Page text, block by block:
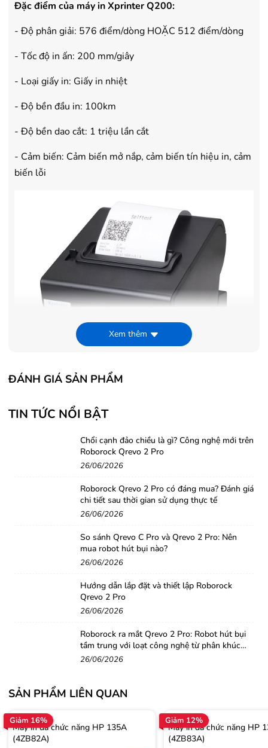
Đặc điểm của máy in Xprinter Q200:
- Độ phân giải: 576 điểm/dòng HOẶC 512 điểm/dòng
- Tốc độ in ấn: 200 mm/giây
- Loại giấy in: Giấy in nhiệt
- Độ bền đầu in: 100km
- Độ bền dao cắt: 1 triệu lần cắt
- Cảm biến: Cảm biến mở nắp, cảm biến tín hiệu in, cảm
biến lỗi
Xprinter Q200là dòng máy in được nâng cấp từ XP-
Q80I, đặc biệt đầu in được nâng cấp với công nghệ đầu
in Sekio của Nhật làm tăng tuổi thọ của đầu in. Phần dao
cắt được làm bằng thép dễ dàng trong việc cắt giấy giúp
tiết kiệm thời gian, tăng hiệu suất công việc.
Xem thêm
ĐÁNH GIÁ SẢN PHẨM
TIN TỨC NỔI BẬT
Chổi cạnh đảo chiều là gì? Công nghệ mới trên
Roborock Qrevo 2 Pro
26/06/2026
Roborock Qrevo 2 Pro có đáng mua? Đánh giá
chi tiết sau thời gian sử dụng thực tế
26/06/2026
So sánh Qrevo C Pro và Qrevo 2 Pro: Nên
mua robot hút bụi nào?
26/06/2026
Hướng dẫn lắp đặt và thiết lập Roborock
Qrevo 2 Pro
26/06/2026
Roborock ra mắt Qrevo 2 Pro: Robot hút bụi
tầm trung với loạt công nghệ từ phân khúc
cao cấp
26/06/2026
SẢN PHẨM LIÊN QUAN
Giảm 16%
Máy in đa chức năng HP 135A
(4ZB82A)
Giảm 12%
Máy in đa chức năng HP
(4ZB83A)